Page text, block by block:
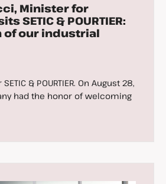
Minister for
SETIC & POURTIER:
of our industrial
& POURTIER. On August 28,
had the honor of welcoming